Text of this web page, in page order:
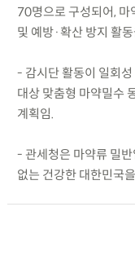
70명으로 구성되어, 마
및 예방·확산 방지 활
- 감시단 활동이 일회
대상 맞춤형 마약밀수
계획임.
- 관세청은 마약류 밀
없는 건강한 대한민국